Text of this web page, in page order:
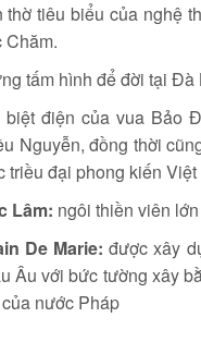
thờ tiêu biểu của nghệ
Chăm.
tấm hình để đời tại Đà
biệt điện của vua Bảo
Nguyễn, đồng thời
triều đại phong kiến Việt
Lâm: ngôi thiền viên
De Marie: được xây
Âu với bức tường xây
nước Pháp